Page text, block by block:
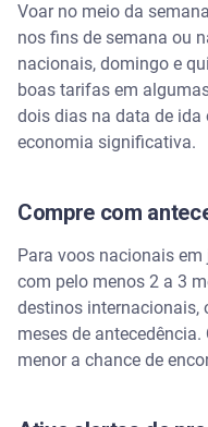
Voar no meio da
nos fins de semana ou
nacionais, domingo e
boas tarifas em
dois dias na data de ida
economia significativa.
Compre com
Para voos nacionais
com pelo menos 2 a 3
destinos internacionais,
meses de
menor a chance de